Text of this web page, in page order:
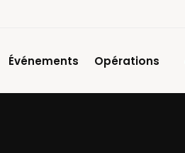
Événements Opérations